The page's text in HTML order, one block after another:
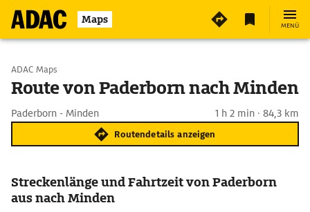
Maps MENÜ
Start wählen
ADAC Maps
Route von Paderborn nach Minden
Paderborn - Minden 1 h 2 min · 84,3 km
Routendetails anzeigen
Streckenlänge und Fahrtzeit von Paderborn
aus nach Minden